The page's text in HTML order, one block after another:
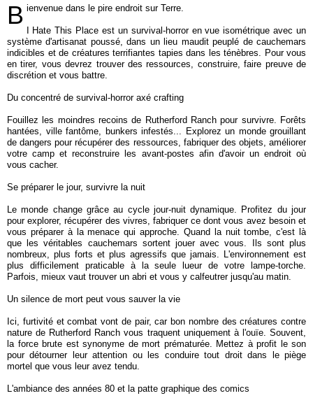
B ienvenue dans le pire endroit sur Terre.
I Hate This Place est un survival-horror en vue isométrique avec un
système d'artisanat poussé, dans un lieu maudit peuplé de cauchemars
indicibles et de créatures terrifiantes tapies dans les ténèbres. Pour vous
en tirer, vous devrez trouver des ressources, construire, faire preuve de
discrétion et vous battre.
Du concentré de survival-horror axé crafting
Fouillez les moindres recoins de Rutherford Ranch pour survivre. Forêts
hantées, ville fantôme, bunkers infestés... Explorez un monde grouillant
de dangers pour récupérer des ressources, fabriquer des objets, améliorer
votre camp et reconstruire les avant-postes afin d'avoir un endroit où
vous cacher.
Se préparer le jour, survivre la nuit
Le monde change grâce au cycle jour-nuit dynamique. Profitez du jour
pour explorer, récupérer des vivres, fabriquer ce dont vous avez besoin et
vous préparer à la menace qui approche. Quand la nuit tombe, c'est là
que les véritables cauchemars sortent jouer avec vous. Ils sont plus
nombreux, plus forts et plus agressifs que jamais. L'environnement est
plus difficilement praticable à la seule lueur de votre lampe-torche.
Parfois, mieux vaut trouver un abri et vous y calfeutrer jusqu'au matin.
Un silence de mort peut vous sauver la vie
Ici, furtivité et combat vont de pair, car bon nombre des créatures contre
nature de Rutherford Ranch vous traquent uniquement à l'ouïe. Souvent,
la force brute est synonyme de mort prématurée. Mettez à profit le son
pour détourner leur attention ou les conduire tout droit dans le piège
mortel que vous leur avez tendu.
L'ambiance des années 80 et la patte graphique des comics